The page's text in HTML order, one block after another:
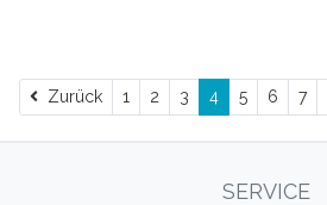
ZurückZurück
1 2 3 4 5 6 7
SERVICE